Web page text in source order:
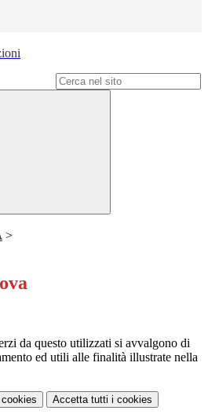
>
da questo utilizzati si avvalgono di
ed utili alle finalità illustrate nella
Accetta tutti i cookies